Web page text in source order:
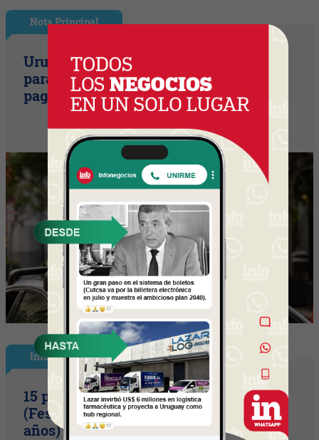
Nota Principal
Uruguay empieza a discutir las reglas
para una movilidad autónoma (¿Quién
paga si el auto sin conductor choca?)
InfoShow
15 primaveras tienes que cumplir
(Festival Música de la Tierra celebra 15
años)